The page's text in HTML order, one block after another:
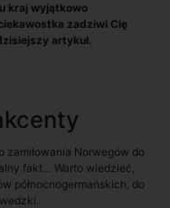
kraj wyjątkowo
zadziwi Cię
artykuł.
zamiłowania Norwegów do
fakt… Warto wiedzieć,
północnogermańskich, do